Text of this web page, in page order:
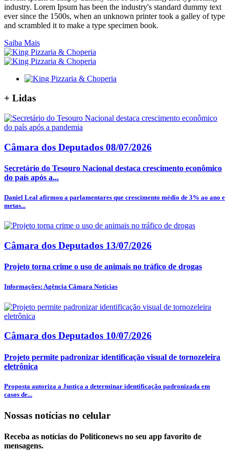
industry. Lorem Ipsum has been the industry's standard dummy text
ever since the 1500s, when an unknown printer took a galley of type
and scrambled it to make a type specimen book.
Saiba Mais
+ Lidas
Câmara dos Deputados 08/07/2026
Secretário do Tesouro Nacional destaca crescimento econômico
do país após a...
Daniel Leal afirmou a parlamentares que crescimento médio de 3% ao ano e
metas...
Câmara dos Deputados 13/07/2026
Projeto torna crime o uso de animais no tráfico de drogas
Informações: Agência Câmara Notícias
Câmara dos Deputados 10/07/2026
Projeto permite padronizar identificação visual de tornozeleira
eletrônica
Proposta autoriza a Justiça a determinar identificação padronizada em
casos de...
Nossas notícias no celular
Receba as notícias do Politiconews no seu app favorito de
mensagens.